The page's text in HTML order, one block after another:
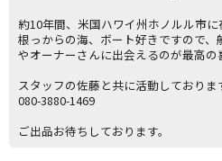
約10年間、米国ハワイ州ホノルル市に
根っからの海、ボート好きですので
やオーナーさんに出会えるのが最高の
スタッフの佐藤と共に活動しておりま
080-3880-1469
ご出品お待ちしております。